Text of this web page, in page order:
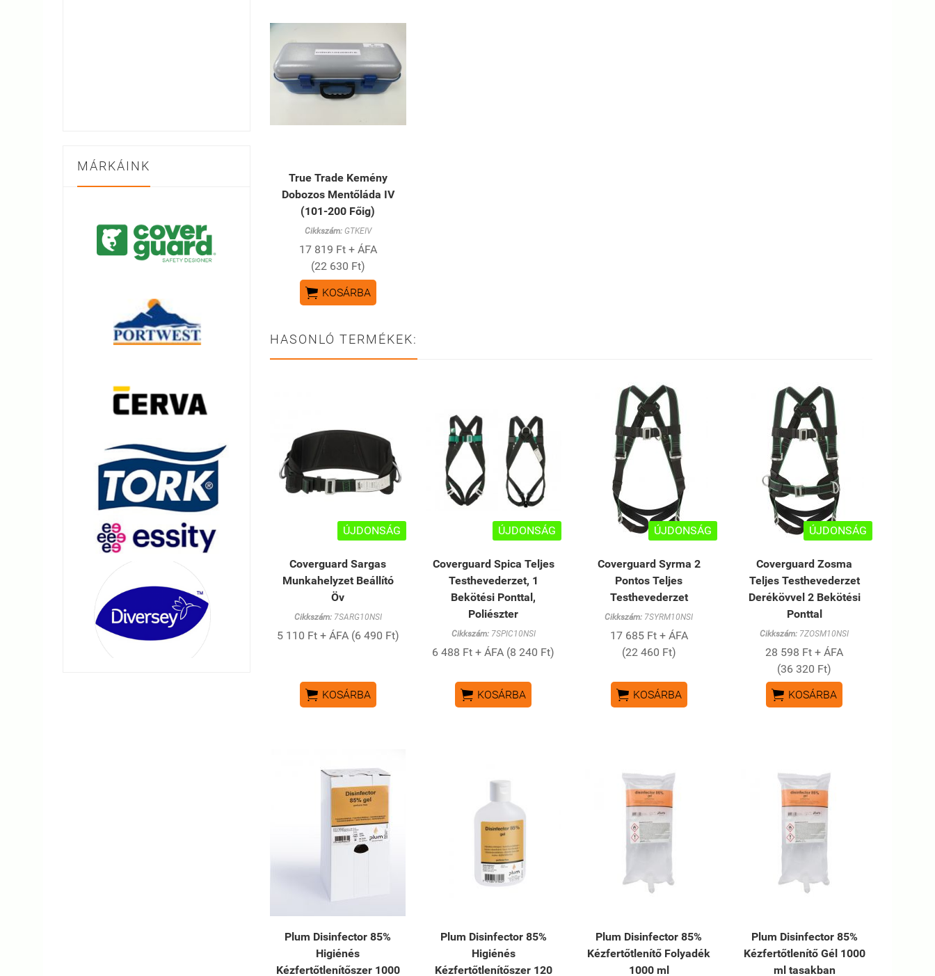
MÁRKÁINK
True Trade Kemény
Dobozos Mentőláda IV
(101-200 Főig)
Cikkszám:GTKEIV
17 819 Ft + ÁFA
(22 630 Ft)
 KOSÁRBA
HASONLÓ TERMÉKEK:
ÚJDONSÁG
Coverguard Sargas
Munkahelyzet Beállító
Öv
Cikkszám:7SARG10NSI
5 110 Ft + ÁFA (6 490 Ft)
 KOSÁRBA
ÚJDONSÁG
Coverguard Spica Teljes
Testhevederzet, 1
Bekötési Ponttal,
Poliészter
Cikkszám:7SPIC10NSI
6 488 Ft + ÁFA (8 240 Ft)
 KOSÁRBA
ÚJDONSÁG
Coverguard Syrma 2
Pontos Teljes
Testhevederzet
Cikkszám: 7SYRM10NSI
17 685 Ft + ÁFA
(22 460 Ft)
 KOSÁRBA
ÚJDONSÁG
Coverguard Zosma
Teljes Testhevederzet
Derékövvel 2 Bekötési
Ponttal
Cikkszám: 7ZOSM10NSI
28 598 Ft + ÁFA
(36 320 Ft)
 KOSÁRBA
Plum Disinfector 85%
Higiénés
Kézfertőtlenítőszer 1000
Plum Disinfector 85%
Higiénés
Kézfertőtlenítőszer 120
Plum Disinfector 85%
Kézfertőtlenítő Folyadék
1000 ml
Plum Disinfector 85%
Kézfertőtlenítő Gél 1000
ml tasakban